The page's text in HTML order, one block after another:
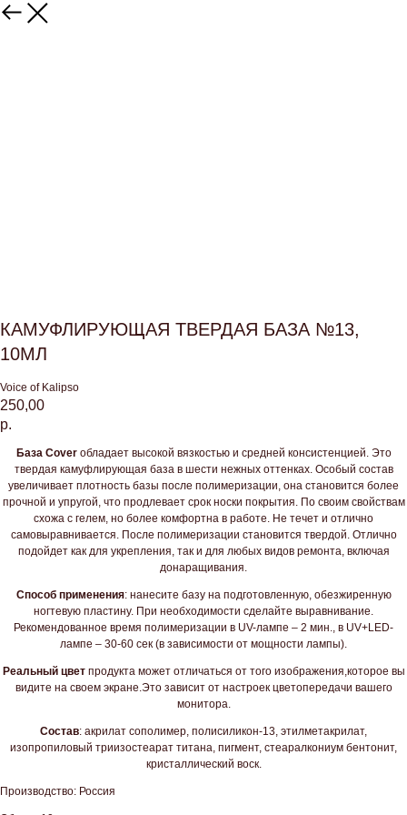
КАМУФЛИРУЮЩАЯ ТВЕРДАЯ БАЗА №13,
10МЛ
Voice of Kalipso
250,00
р.
База Coverобладает высокой вязкостью и средней консистенцией. Это
твердая камуфлирующая база в шести нежных оттенках. Особый состав
увеличивает плотность базы после полимеризации, она становится более
прочной и упругой, что продлевает срок носки покрытия. По своим свойствам
схожа с гелем, но более комфортна в работе. Не течет и отлично
самовыравнивается. После полимеризации становится твердой. Отлично
подойдет как для укрепления, так и для любых видов ремонта, включая
донаращивания.
Способ применения: нанесите базу на подготовленную, обезжиренную
ногтевую пластину. При необходимости сделайте выравнивание.
Рекомендованное время полимеризации в UV-лампе – 2 мин., в UV+LED-
лампе – 30-60 сек (в зависимости от мощности лампы).
Реальный цветпродукта может отличаться от того изображения,которое вы
видите на своем экране.Это зависит от настроек цветопередачи вашего
монитора.
Состав: акрилат сополимер, полисиликон-13, этилметакрилат,
изопропиловый триизостеарат титана, пигмент, стеаралкониум бентонит,
кристаллический воск.
Производство: Россия